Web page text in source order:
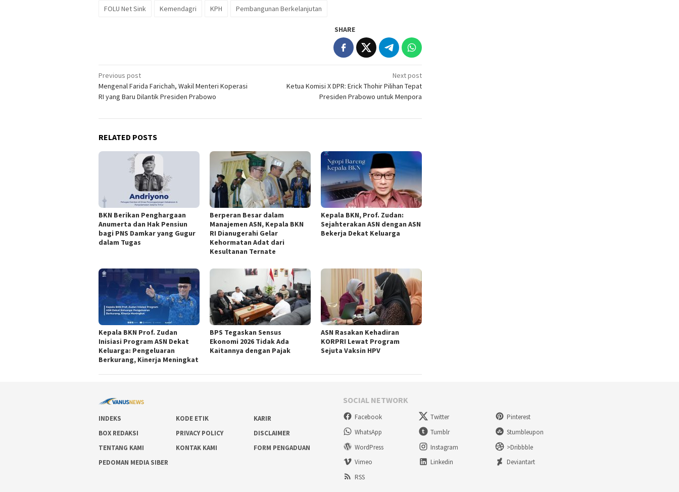
FOLU Net Sink Kemendagri KPH Pembangunan Berkelanjutan
SHARE
Post
navigation
Previous post
Mengenal Farida Farichah, Wakil Menteri Koperasi
RI yang Baru Dilantik Presiden Prabowo
Next post
Ketua Komisi X DPR: Erick Thohir Pilihan Tepat
Presiden Prabowo untuk Menpora
RELATED POSTS
BKN Berikan Penghargaan
Anumerta dan Hak Pensiun
bagi PNS Damkar yang Gugur
dalam Tugas
Berperan Besar dalam
Manajemen ASN, Kepala BKN
RI Dianugerahi Gelar
Kehormatan Adat dari
Kesultanan Ternate
Kepala BKN, Prof. Zudan:
Sejahterakan ASN dengan ASN
Bekerja Dekat Keluarga
Kepala BKN Prof. Zudan
Inisiasi Program ASN Dekat
Keluarga: Pengeluaran
Berkurang, Kinerja Meningkat
BPS Tegaskan Sensus
Ekonomi 2026 Tidak Ada
Kaitannya dengan Pajak
ASN Rasakan Kehadiran
KORPRI Lewat Program
Sejuta Vaksin HPV
INDEKS KODE ETIK
KARIR
BOX REDAKSI
PRIVACY POLICY
DISCLAIMER
TENTANG KAMI
KONTAK KAMI
FORM PENGADUAN
PEDOMAN MEDIA SIBER
SOCIAL NETWORK
Facebook Twitter
Pinterest
WhatsApp
Tumblr
Stumbleupon
WordPress
Instagram
>Dribbble
Vimeo
Linkedin
Deviantart
RSS